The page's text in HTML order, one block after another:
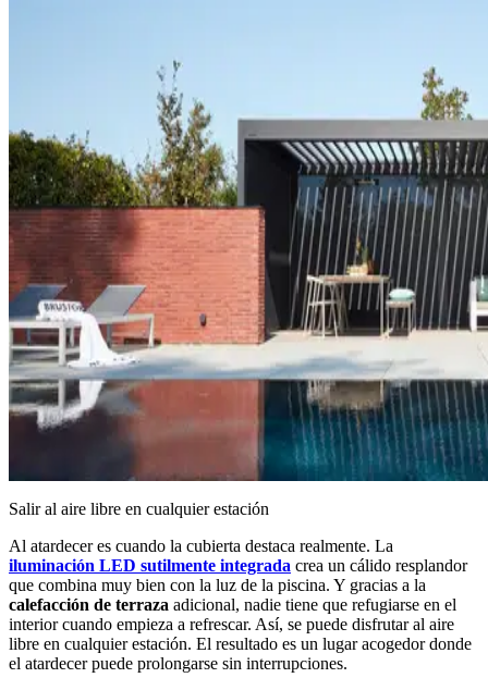
Salir al aire libre en cualquier estación
Al atardecer es cuando la cubierta destaca realmente. La
iluminación LED sutilmente integrada crea un cálido resplandor
que combina muy bien con la luz de la piscina. Y gracias a la
calefacción de terraza adicional, nadie tiene que refugiarse en el
interior cuando empieza a refrescar. Así, se puede disfrutar al aire
libre en cualquier estación. El resultado es un lugar acogedor donde
el atardecer puede prolongarse sin interrupciones.